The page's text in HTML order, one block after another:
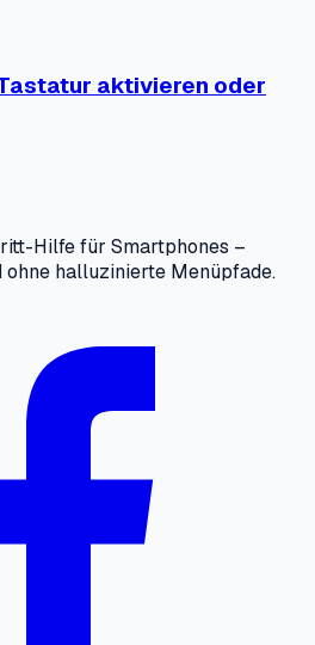
aktivieren oder
Hilfe für Smartphones –
halluzinierte Menüpfade.